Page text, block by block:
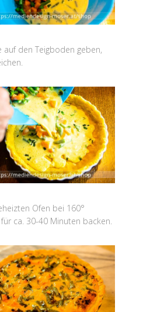
auf den Teigboden geben,
Ofen bei 160°
ca. 30-40 Minuten backen.